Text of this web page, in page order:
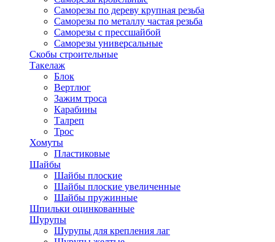
Саморезы по дереву крупная резьба
Саморезы по металлу частая резьба
Саморезы с прессшайбой
Саморезы универсальные
Скобы строительные
Такелаж
Блок
Вертлюг
Зажим троса
Карабины
Талреп
Трос
Хомуты
Пластиковые
Шайбы
Шайбы плоские
Шайбы плоские увеличенные
Шайбы пружинные
Шпильки оцинкованные
Шурупы
Шурупы для крепления лаг